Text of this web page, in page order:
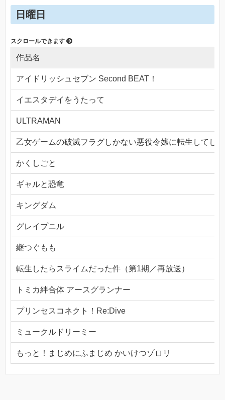
日曜日
作品名
アイドリッシュセブン Second BEAT！
イエスタデイをうたって
ULTRAMAN
乙女ゲームの破滅フラグしかない悪役令嬢に転生してし
かくしごと
ギャルと恐竜
キングダム
グレイプニル
継つぐもも
転生したらスライムだった件（第1期／再放送）
トミカ絆合体 アースグランナー
プリンセスコネクト！Re:Dive
ミュークルドリーミー
もっと！まじめにふまじめ かいけつゾロリ